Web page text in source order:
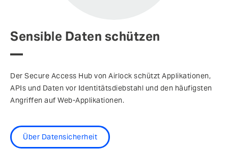
Sensible Daten schützen
Der Secure Access Hub von Airlock schützt Applikationen,
APIs und Daten vor Identitätsdiebstahl und den häufigsten
Angriffen auf Web-Applikationen.
Über Datensicherheit